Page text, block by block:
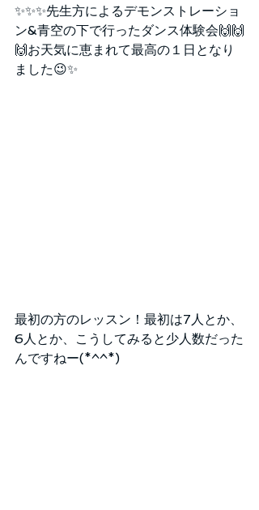
✨✨✨先生方によるデモンストレーショ
ン&青空の下で行ったダンス体験会🙌🙌
🙌お天気に恵まれて最高の１日となり
ました😉✨
最初の方のレッスン！最初は7人とか、
6人とか、こうしてみると少人数だった
んですねー(*^^*)